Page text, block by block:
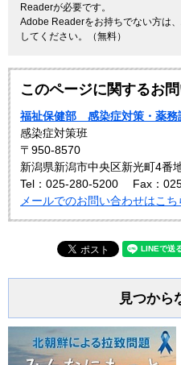
Readerが必要です。
Adobe Readerをお持ちでない方は
してください。（無料）
このページに関するお
福祉保健部 感染症対策・薬務
感染症対策班
〒950-8570
新潟県新潟市中央区新光町4
Tel：025-280-5200
Fax：
メールでのお問い合わせはこち
見つから